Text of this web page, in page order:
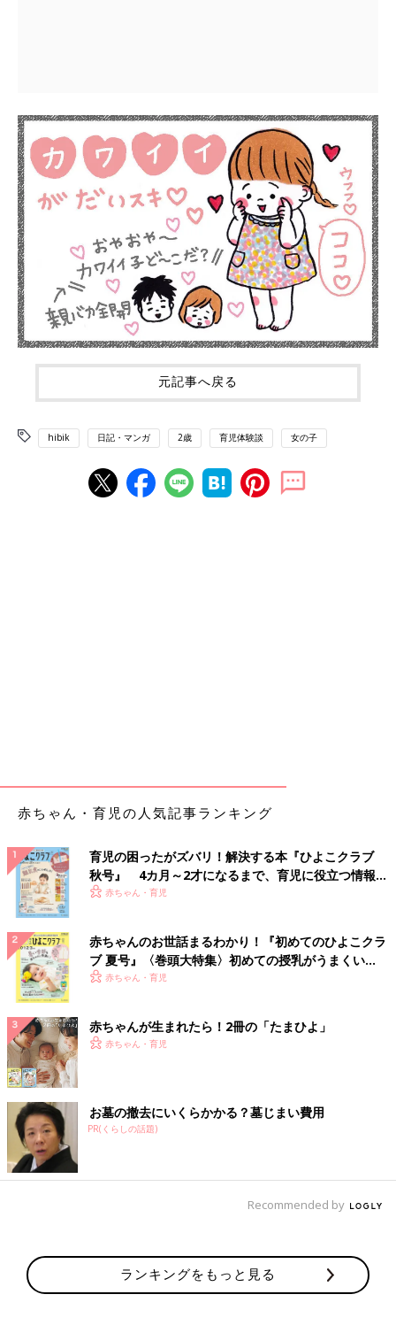
元記事へ戻る
hibik 日記・マンガ 2歳 育児体験談 女の子
赤ちゃん・育児の人気記事ランキング
育児の困ったがズバリ！解決する本『ひよこクラブ
秋号』 4カ月～2才になるまで、育児に役立つ情報が
いっぱい！
赤ちゃん・育児
赤ちゃんのお世話まるわかり！『初めてのひよこクラ
ブ 夏号』〈巻頭大特集〉初めての授乳がうまくい
く！ おっぱい・ミルクの基本と夏のトラブル 解決テ
赤ちゃん・育児
赤ちゃんが生まれたら！2冊の「たまひよ」
赤ちゃん・育児
お墓の撤去にいくらかかる？墓じまい費用
PR(くらしの話題)
Recommended by
ランキングをもっと見る